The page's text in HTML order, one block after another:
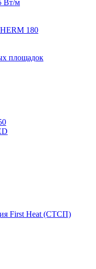
Вт/м
180
площадок
First Heat (СТСП)